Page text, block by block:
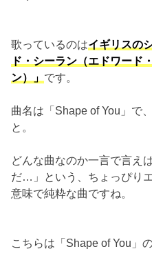
歌っているのはイギリスの
ド・シーラン（エドワード
ン）」 です。
曲名は「Shape of You」で
と。
どんな曲なのか一言で言え
だ…」という、ちょっぴり
意味で純粋な曲ですね。
こちらは「Shape of You」